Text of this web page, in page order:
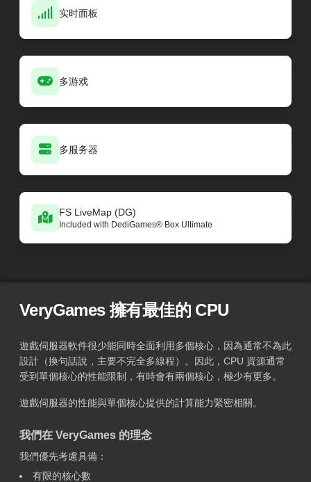
实时面板
多游戏
多服务器
FS LiveMap (DG)
Included with DediGames® Box Ultimate
VeryGames 擁有最佳的 CPU
遊戲伺服器軟件很少能同時全面利用多個核心，因為通常不為此
設計（換句話說，主要不完全多線程）。因此，CPU 資源通常
受到單個核心的性能限制，有時會有兩個核心，極少有更多。
遊戲伺服器的性能與單個核心提供的計算能力緊密相關。
我們在 VeryGames 的理念
我們優先考慮具備：
有限的核心數